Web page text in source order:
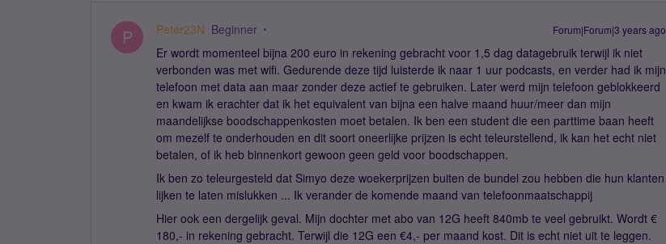
P Peter23N Beginner Forum|Forum|3 years ago
Er wordt momenteel bijna 200 euro in rekening gebracht voor 1,5 dag datagebruik terwijl ik niet
verbonden was met wifi. Gedurende deze tijd luisterde ik naar 1 uur podcasts, en verder had ik mijn
telefoon met data aan maar zonder deze actief te gebruiken. Later werd mijn telefoon geblokkeerd
en kwam ik erachter dat ik het equivalent van bijna een halve maand huur/meer dan mijn
maandelijkse boodschappenkosten moet betalen. Ik ben een student die een parttime baan heeft
om mezelf te onderhouden en dit soort oneerlijke prijzen is echt teleurstellend, ik kan het echt niet
betalen, of ik heb binnenkort gewoon geen geld voor boodschappen.
Ik ben zo teleurgesteld dat Simyo deze woekerprijzen buiten de bundel zou hebben die hun klanten
lijken te laten mislukken ... Ik verander de komende maand van telefoonmaatschappij
Hier ook een dergelijk geval. Mijn dochter met abo van 12G heeft 840mb te veel gebruikt. Wordt €
180,- in rekening gebracht. Terwijl die 12G een €4,- per maand kost. Dit is echt niet uit te leggen.